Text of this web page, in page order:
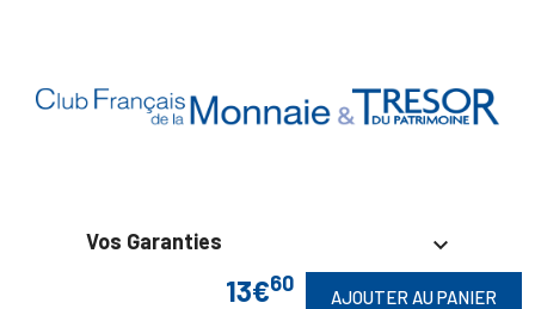
13€60
AJOUTER AU PANIER
Vos Garanties 